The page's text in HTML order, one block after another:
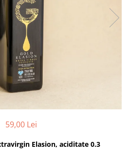
59,00 Lei
Elasion, aciditate 0.3